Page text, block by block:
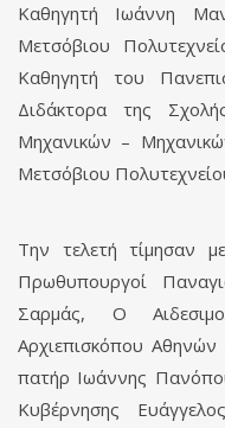
Καθηγητή Ιωάννη
Μετσόβιου
Καθηγητή του
Διδάκτορα της
Μηχανικών –
Μετσόβιου
Την τελετή τίμησαν
Πρωθυπουργοί
Σαρμάς, Ο
Αρχιεπισκόπου
πατήρ Ιωάννης
Κυβέρνησης